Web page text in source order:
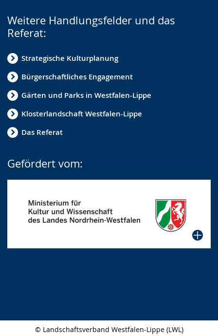
Weitere Handlungsfelder und das
Referat:
Strategische Kulturplanung
Bürgerschaftliches Engagement
Gärten und Parks in Westfalen-Lippe
Klosterlandschaft Westfalen-Lippe
Das Referat
Gefördert vom:
© Landschaftsverband Westfalen-Lippe (LWL)